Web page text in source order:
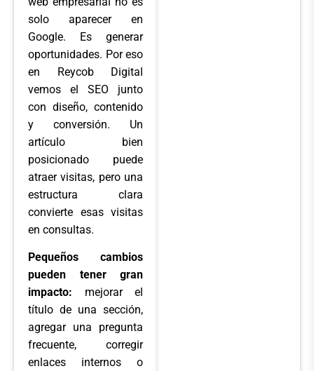
solo aparecer en
Google. Es generar
oportunidades. Por eso
en Reycob Digital
vemos el SEO junto
con diseño, contenido
y conversión. Un
artículo bien
posicionado puede
atraer visitas, pero una
estructura clara
convierte esas visitas
en consultas.
Pequeños cambios
pueden tener gran
impacto: mejorar el
título de una sección,
agregar una pregunta
frecuente, corregir
enlaces internos o